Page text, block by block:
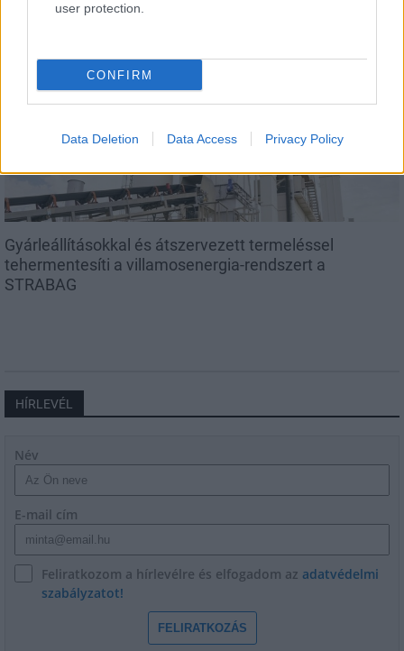
user protection.
CONFIRM
Data Deletion Data Access Privacy Policy
Helyi hírek
Gyárleállításokkal és átszervezett termeléssel
tehermentesíti a villamosenergia-rendszert a
STRABAG
HÍRLEVÉL
Név
E-mail cím
Feliratkozom a hírlevélre és elfogadom az adatvédelmi
szabályzatot!
FELIRATKOZÁS